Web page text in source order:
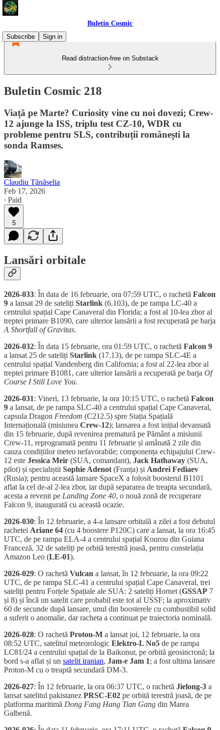
Buletin Cosmic
Subscribe
Sign in
Read distraction-free on Substack
Buletin Cosmic 218
Viață pe Marte? Curiosity vine cu noi dovezi; Crew-
12 ajunge la ISS, triplu test CZ-10, WDR cu
probleme pentru SLS, contribuții românești la
sonda Ramses.
Claudiu Tănăselia
Feb 17, 2026
∙ Paid
5
Lansări orbitale
2026-033: În data de 16 februarie, ora 07:59 UTC, o rachetă Falcon
9 a lansat 29 de sateliți Starlink (6.103), de pe rampa LC-40 a
centrului spațial Cape Canaveral din Florida; a fost al 10-lea zbor al
treptei primare B1090, care ulterior lansării a fost recuperată pe barja
A Shortfall of Gravitas.
2026-032: În data 15 februarie, ora 01:59 UTC, o rachetă Falcon 9
a lansat 25 de sateliți Starlink (17.13), de pe rampa SLC-4E a
centrului spațial Vandenberg din California; a fost al 22-lea zbor al
treptei primare B1081, care ulterior lansării a recuperată pe barja Of
Course I Still Love You.
2026-031: Vineri, 13 februarie, la ora 10:15 UTC, o rachetă Falcon
9 a lansat, de pe rampa SLC-40 a centrului spațial Cape Canaveral,
capsula Dragon Freedom (C212.5) spre Stația Spațială
Internațională (misiunea Crew-12); lansarea a fost inițial devansată
din 15 februarie, după revenirea prematură pe Pământ a misiunii
Crew-11, reprogramată pentru 11 februarie și amânată 2 zile din
cauza condițiilor meteo nefavorabile; componența echipajului Crew-
12 este Jessica Meir (SUA, comandant), Jack Hathaway (SUA,
pilot) și specialiștii Sophie Adenot (Franța) și Andrei Fediaev
(Rusia); pentru această lansare SpaceX a folosit boosterul B1101
aflat la cel de-al 2-lea zbor, iar după separarea de treapta secundară,
acesta a revenit pe Landing Zone 40, o nouă zonă de recuperare
Falcon 9, inaugurată cu această ocazie.
2026-030: În 12 februarie, a 4-a lansare orbitală a zilei a fost debutul
rachetei Ariane 64 (cu 4 boostere P120C) care a lansat, la ora 16:45
UTC, de pe rampa ELA-4 a centrului spațial Kourou din Guiana
Franceză, 32 de sateliți pe orbită terestră joasă, pentru constelația
Amazon Leo (LE-01).
2026-029: O rachetă Vulcan a lansat, în 12 februarie, la ora 09:22
UTC, de pe rampa SLC-41 a centrului spațial Cape Canaveral, trei
sateliți pentru Forțele Spațiale ale SUA: 2 sateliți Hornet (GSSAP 7
și 8) și încă un satelit care probabil este tot al USSF; la aproximativ
60 de secunde după lansare, unul din boosterele cu combustibil solid
a suferit o anomalie, dar racheta a continuat pe traiectoria nominală.
2026-028: O rachetă Proton-M a lansat joi, 12 februarie, la ora
08:52 UTC, satelitul meteorologic Elektro-L No5 de pe rampa
LC81/24 a centrului spațial de la Baikonur, pe orbită geosincronă; la
bord s-a aflat și un satelit iranian, Jam-e Jam 1; a fost ultima lansare
Proton-M cu o treaptă secundară DM-3.
2026-027: În 12 februarie, la ora 06:37 UTC, o rachetă Jielong-3 a
lansat satelitul pakistanez PRSC-E02 pe orbită terestră joasă, de pe
platforma maritimă Dong Fang Hang Tian Gang din Marea
Galbenă.